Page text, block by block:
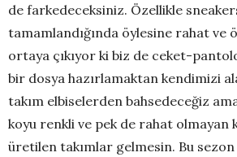
de farkedeceksiniz. Özellikle
tamamlandığında öylesine rahat ve
ortaya çıkıyor ki biz de ceket-
bir dosya hazırlamaktan kendimizi
takım elbiselerden bahsedeceğiz
koyu renkli ve pek de rahat olmayan
üretilen takımlar gelmesin. Bu